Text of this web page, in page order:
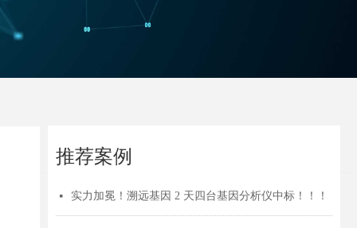
推荐案例
넷 实力加冕！溯远基因 2 天四台基因分析仪中标！！！